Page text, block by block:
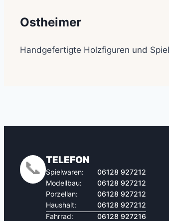
Ostheimer
Handgefertigte Holzfiguren und
📞 TELEFON
Spielwaren:
06128 927212
Modellbau:
06128 927212
Porzellan:
06128 927212
Haushalt:
06128 927212
Fahrrad:
06128 927216